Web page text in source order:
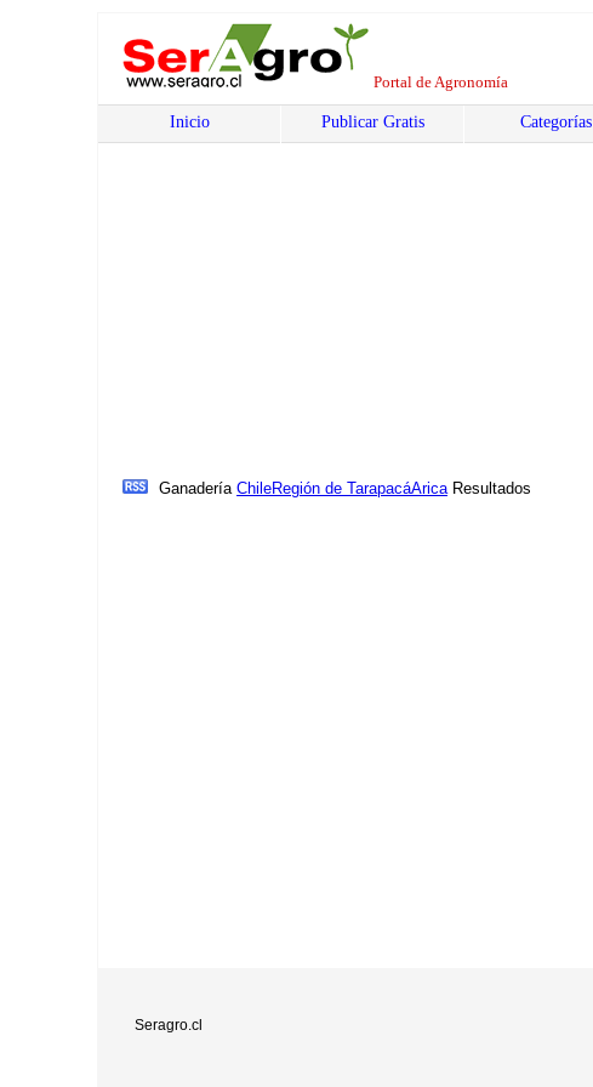
Portal de Agronomía
Inicio Publicar Gratis Categorías
Ganadería ChileRegión de TarapacáArica Resultados
Seragro.cl